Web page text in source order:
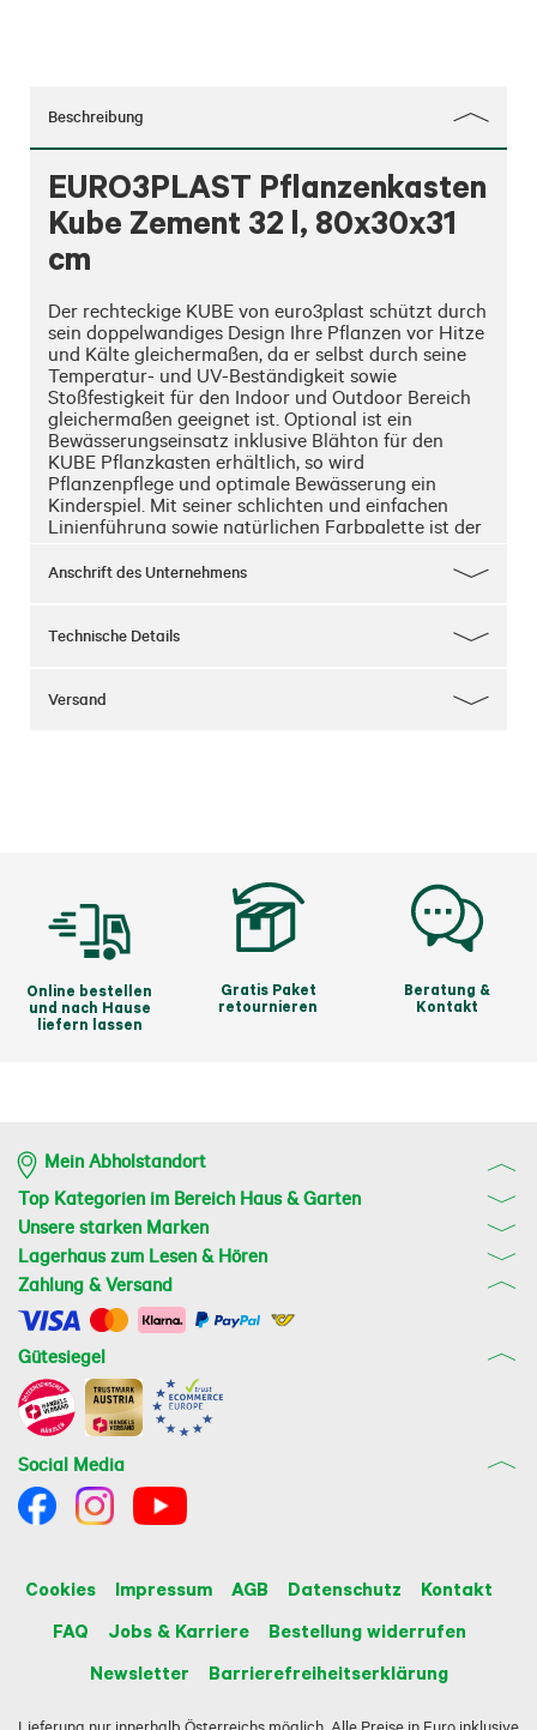
Beschreibung
EURO3PLAST Pflanzenkasten
Kube Zement 32 l, 80x30x31
cm
Der rechteckige KUBE von euro3plast schützt durch
sein doppelwandiges Design Ihre Pflanzen vor Hitze
und Kälte gleichermaßen, da er selbst durch seine
Temperatur- und UV-Beständigkeit sowie
Stoßfestigkeit für den Indoor und Outdoor Bereich
gleichermaßen geeignet ist. Optional ist ein
Bewässerungseinsatz inklusive Blähton für den
KUBE Pflanzkasten erhältlich, so wird
Pflanzenpflege und optimale Bewässerung ein
Kinderspiel. Mit seiner schlichten und einfachen
Linienführung sowie natürlichen Farbpalette ist der
Balkon oder Wohnraum zu verschönern. Dieser
eine nachhaltigere Alternative zu Pflanzentöpfen
Anschrift des Unternehmens
Technische Details
Versand
Online bestellen
und nach Hause
liefern lassen
Gratis Paket
retournieren
Beratung &
Kontakt
Mein Abholstandort
Top Kategorien im Bereich Haus & Garten
Unsere starken Marken
Lagerhaus zum Lesen & Hören
Zahlung & Versand
Gütesiegel
Social Media
Cookies Impressum AGB Datenschutz
Kontakt
FAQ
Jobs & Karriere
Bestellung widerrufen
Newsletter
Barrierefreiheitserklärung